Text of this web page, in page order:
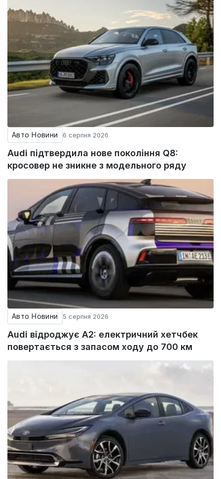
Авто Новини 6 серпня 2026
Audi підтвердила нове покоління Q8:
кросовер не зникне з модельного ряду
Авто Новини 5 серпня 2026
Audi відроджує A2: електричний хетчбек
повертається з запасом ходу до 700 км